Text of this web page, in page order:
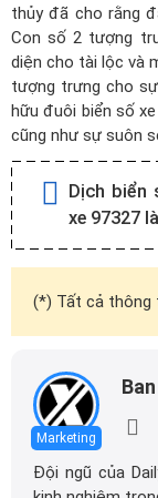
thủy đã cho rằng
Con số 2 tượng
diện cho tài lộc và
tượng trưng cho
hữu đuôi biển số
cũng như sự suôn
Dịch biển
xe 97327
(*) Tất cả thông
Marketing
Đội ngũ của